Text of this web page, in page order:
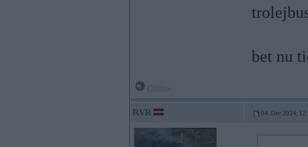
bet nu
RVR 04. Dec 2024,